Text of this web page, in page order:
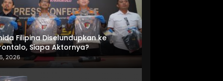
Filipina Diselundupkan ke
Siapa Aktornya?
2026